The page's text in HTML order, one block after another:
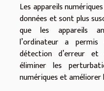
Les appareils
données et sont plus
que les appareils
l’ordinateur a permis
détection d’erreur
éliminer les
numériques et améliorer